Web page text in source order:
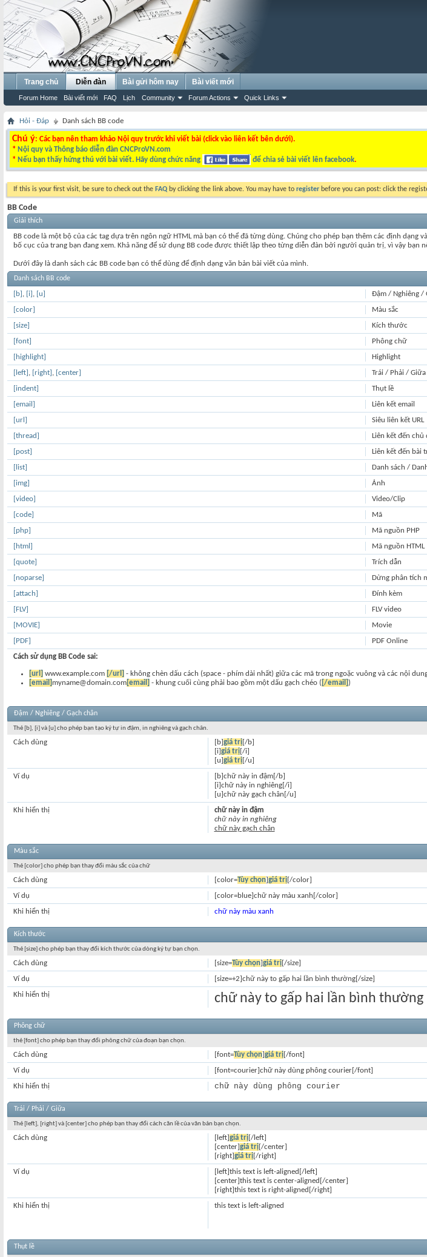
Trang chủ Diễn đàn
Forum Home Bài viết mới FAQ Lịch Community Forum Actions Quick Links
Bài gửi hôm nay Bài viết mới
Hỏi - Đáp Danh sách BB code
Chú ý: Các bạn nên tham khảo Nội quy trước khi viết bài (click vào liên kết bên dưới).
* Nội quy và Thông báo diễn đàn CNCProVN.com
* Nếu bạn thấy hứng thú với bài viết. Hãy dùng chức năng để chia sẻ bài viết lên facebook.
If this is your first visit, be sure to check out the FAQ by clicking the link above. You may have to register before you can post: click the
BB Code
Giải thích
BB code là một bộ của các tag dựa trên ngôn ngữ HTML mà bạn có thể đã từng dùng. Chúng cho phép bạn thêm các định
bố cục của trang bạn đang xem. Khả năng để sử dụng BB code được thiết lập theo từng diễn đàn bởi người quản trị, vì vậy bạn
Dưới đây là danh sách các BB code bạn có thể dùng để định dạng văn bản bài viết của mình.
Danh sách BB code
Đậm / Nghiêng /
[b] , [i] , [u]
Màu sắc
[color]
Kích thước
[size]
Phông chữ
[font]
Highlight
[highlight]
Trái / Phải / Giữa
[left] , [right] , [center]
Thụt lề
[indent]
Liên kết email
[email]
Siêu liên kết URL
[url]
Liên kết đến chủ
[thread]
Liên kết đến bài
[post]
Danh sách /
[list]
Ảnh
[img]
Video/Clip
[video]
Mã
[code]
Mã nguồn PHP
[php]
Mã nguồn HTML
[html]
Trích dẫn
[quote]
Dừng phân tích
[noparse]
Đính kèm
[attach]
FLV video
[FLV]
Movie
[MOVIE]
PDF Online
[PDF]
Cách sử dụng BB Code sai:
[url] www.example.com [/url] - không chèn dấu cách (space - phím dài nhất) giữa các mã trong ngoặc vuông và các nội
[email] myname@domain.com[email] - khung cuối cùng phải bao gồm một dấu gạch chéo ( [/email])
Đậm / Nghiêng / Gạch chân
Thẻ [b], [i] và [u] cho phép bạn tạo ký tự in đậm, in nghiêng và gạch chân.
[b]giá trị[/b]
[i]giá trị[/i]
[u]giá trị[/u]
Cách dùng
[b]chữ này in đậm[/b]
[i]chữ này in nghiêng[/i]
[u]chữ này gạch chân[/u]
Ví dụ
chữ này in đậm
chữ này in nghiêng
chữ này gạch chân
Khi hiển thị
Màu sắc
Thẻ [color] cho phép bạn thay đổi màu sắc của chữ
[color=Tùy chọn]giá trị[/color]
Cách dùng
[color=blue]chữ này màu xanh[/color]
Ví dụ
chữ này màu xanh
Khi hiển thị
Kích thước
Thẻ [size] cho phép bạn thay đổi kích thước của dòng ký tự bạn chọn.
[size=Tùy chọn]giá trị[/size]
Cách dùng
[size=+2]chữ này to gấp hai lần bình thường[/size]
Ví dụ
chữ này to gấp hai lần bình thường
Khi hiển thị
Phông chữ
thẻ [font] cho phép bạn thay đổi phông chữ của đoạn bạn chọn.
[font=Tùy chọn]giá trị[/font]
Cách dùng
[font=courier]chữ này dùng phông courier[/font]
Ví dụ
chữ này dùng phông courier
Khi hiển thị
Trái / Phải / Giữa
Thẻ [left], [right] và [center] cho phép bạn thay đổi cách căn lề của văn bản bạn chọn.
[left]giá trị[/left]
[center]giá trị[/center]
[right]giá trị[/right]
Cách dùng
[left]this text is left-aligned[/left]
[center]this text is center-aligned[/center]
[right]this text is right-aligned[/right]
Ví dụ
this text is left-aligned
Khi hiển thị
Thụt lề